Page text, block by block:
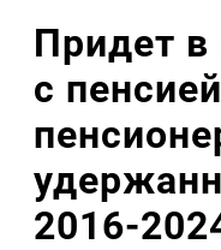
Придет в
с
2016-